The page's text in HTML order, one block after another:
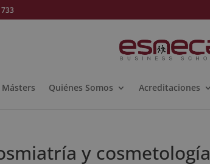
Quiénes Somos Acreditaciones
y cosmetología